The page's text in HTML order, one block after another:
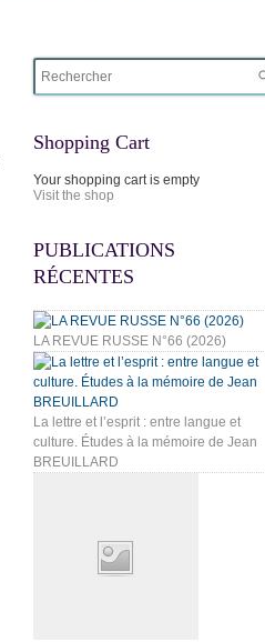
Shopping Cart
Your shopping cart is empty
Visit the shop
PUBLICATIONS
RÉCENTES
LA REVUE RUSSE N°66 (2026)
La lettre et l’esprit : entre langue et
culture. Études à la mémoire de Jean
BREUILLARD